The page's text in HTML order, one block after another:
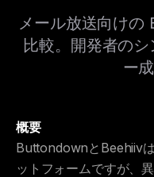
メール放送向け
比較。開発者の
ー
概要
ButtondownとBeehiiv
ットフォームですが、